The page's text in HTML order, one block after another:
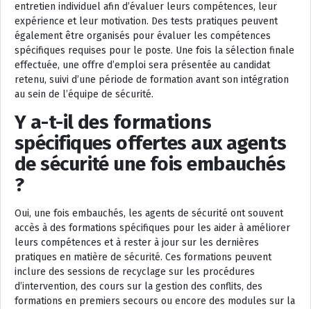
entretien individuel afin d’évaluer leurs compétences, leur
expérience et leur motivation. Des tests pratiques peuvent
également être organisés pour évaluer les compétences
spécifiques requises pour le poste. Une fois la sélection finale
effectuée, une offre d’emploi sera présentée au candidat
retenu, suivi d’une période de formation avant son intégration
au sein de l’équipe de sécurité.
Y a-t-il des formations
spécifiques offertes aux agents
de sécurité une fois embauchés
?
Oui, une fois embauchés, les agents de sécurité ont souvent
accès à des formations spécifiques pour les aider à améliorer
leurs compétences et à rester à jour sur les dernières
pratiques en matière de sécurité. Ces formations peuvent
inclure des sessions de recyclage sur les procédures
d’intervention, des cours sur la gestion des conflits, des
formations en premiers secours ou encore des modules sur la